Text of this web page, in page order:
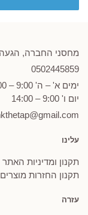
מחסני החברה, הגעה
0502445859
ימים א' – ה' 9:00 – 19:00
יום ו' 9:00 – 14:00
עלינו
תקנון ומדיניות האתר
תקנון החזרות מוצרים
עזרה